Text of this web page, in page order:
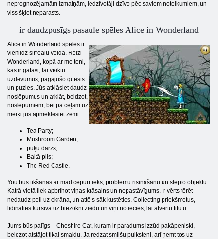
neprognozējamām izmaiņām, iedzīvotāji dzīvo pēc saviem noteikumiem, un
viss šķiet neparasts.
ir daudzpusīgs pasaule spēles Alice in Wonderland
Alice in Wonderland spēles ir
vienlīdz sirreālu veidā. Reizi
Wonderland, kopā ar meiteni,
kas ir gatavi, lai veiktu
uzdevumus, pagājušo quests
un puzles. Jūs atklāsiet daudz
noslēpumus un atklāt, beidzot,
noslēpumiem, bet pa ceļam uz
mērķi jūs apmeklēsiet zemi:
Tea Party;
Mushroom Garden;
puķu dārzs;
Baltā pils;
The Red Castle.
You būs tikšanās ar mad cepurnieks, problēmu risināšanu un slēpto objektu.
Katrā vietā liek apbrīnot viņas krāsains un nepastāvīgums. Ir vērts tērēt
nedaudz peli uz ekrāna, un attēls sāk kustēties. Collecting priekšmetus,
lidināties kursīvā uz biezokņi ziedu un viņi noliecies, lai atvērtu titulu.
Jums būs palīgs – Cheshire Cat, kuram ir paradums izzūd pakāpeniski,
beidzot atstājot tikai smaidu. Ja redzat smilšu pulksteni, arī ņemt tos uz